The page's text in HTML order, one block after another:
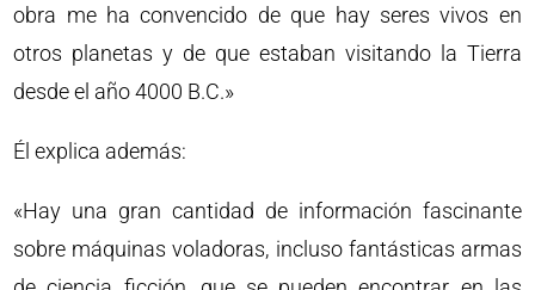
obra me ha convencido de que hay seres vivos en
otros planetas y de que estaban visitando la Tierra
desde el año 4000 B.C.»
Él explica además:
«Hay una gran cantidad de información fascinante
sobre máquinas voladoras, incluso fantásticas armas